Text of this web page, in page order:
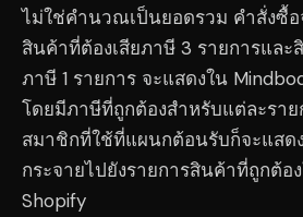
ไม่ใช่คำนวณเป็นยอดรวม คำสั่งซื้
สินค้าที่ต้องเสียภาษี 3 รายการและ
ภาษี 1 รายการ จะแสดงใน
โดยมีภาษีที่ถูกต้องสำหรับแต่ละรา
สมาชิกที่ใช้ที่แผนกต้อนรับก็จะแสด
กระจายไปยังรายการสินค้าที่ถูกต้อ
Shopify